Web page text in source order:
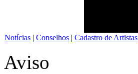
Notícias | Conselhos | Cadastro de Artistas
Aviso